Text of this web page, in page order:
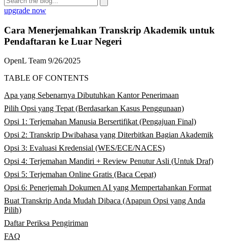
upgrade now
Cara Menerjemahkan Transkrip Akademik untuk
Pendaftaran ke Luar Negeri
OpenL Team 9/26/2025
TABLE OF CONTENTS
Apa yang Sebenarnya Dibutuhkan Kantor Penerimaan
Pilih Opsi yang Tepat (Berdasarkan Kasus Penggunaan)
Opsi 1: Terjemahan Manusia Bersertifikat (Pengajuan Final)
Opsi 2: Transkrip Dwibahasa yang Diterbitkan Bagian Akademik
Opsi 3: Evaluasi Kredensial (WES/ECE/NACES)
Opsi 4: Terjemahan Mandiri + Review Penutur Asli (Untuk Draf)
Opsi 5: Terjemahan Online Gratis (Baca Cepat)
Opsi 6: Penerjemah Dokumen AI yang Mempertahankan Format
Buat Transkrip Anda Mudah Dibaca (Apapun Opsi yang Anda
Pilih)
Daftar Periksa Pengiriman
FAQ